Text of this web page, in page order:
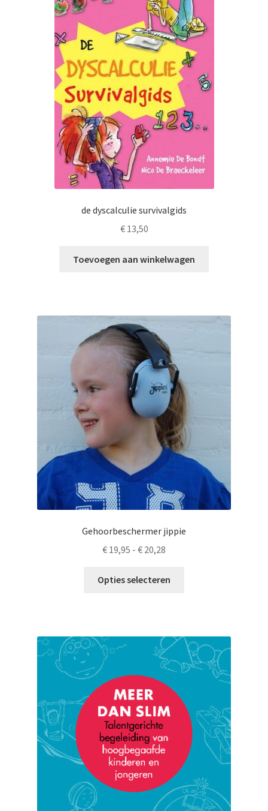
de dyscalculie survivalgids
€13,50
Toevoegen aan winkelwagen
Gehoorbeschermer jippie
€ 19,95 - € 20,28
tot
Opties selecteren
Deze
optie
worden
op
de
productpagina